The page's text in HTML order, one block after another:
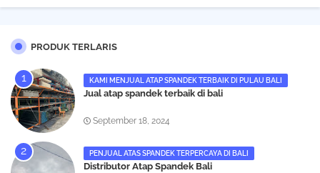
PRODUK TERLARIS
KAMI MENJUAL ATAP SPANDEK TERBAIK DI PULAU BALI
Jual atap spandek terbaik di bali
September 18, 2024
PENJUAL ATAS SPANDEK TERPERCAYA DI BALI
Distributor Atap Spandek Bali